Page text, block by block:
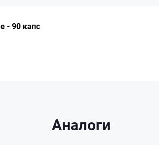
- 90 капс
Аналоги